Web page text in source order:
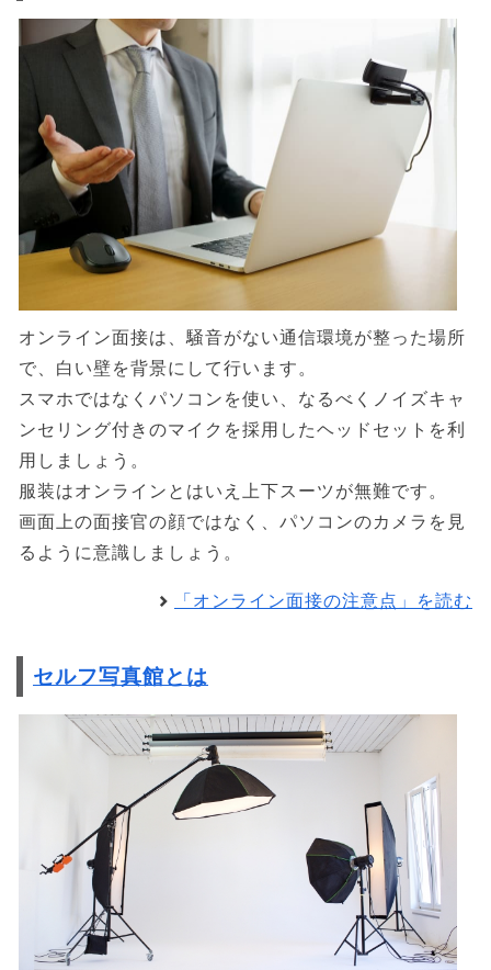
オンライン面接は、騒音がない通信環境が整った場所
で、白い壁を背景にして行います。
スマホではなくパソコンを使い、なるべくノイズキャ
ンセリング付きのマイクを採用したヘッドセットを利
用しましょう。
服装はオンラインとはいえ上下スーツが無難です。
画面上の面接官の顔ではなく、パソコンのカメラを見
るように意識しましょう。
「オンライン面接の注意点」を読む
セルフ写真館とは